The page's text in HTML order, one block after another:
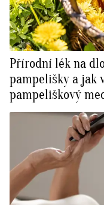
Přírodní lék na
pampelišky a jak
pampeliškový